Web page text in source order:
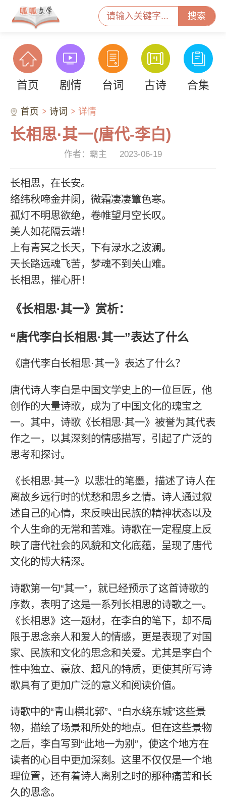
搜索
首页 剧情 台词 古诗 合集
首页 诗词 详情
长相思·其一(唐代-李白)
作者：霸主 2023-06-19
长相思，在长安。
络纬秋啼金井阑，微霜凄凄簟色寒。
孤灯不明思欲绝，卷帷望月空长叹。
美人如花隔云端！
上有青冥之长天，下有渌水之波澜。
天长路远魂飞苦，梦魂不到关山难。
长相思，摧心肝！
《长相思·其一》赏析：
“唐代李白长相思·其一”表达了什么
《唐代李白长相思·其一》表达了什么？
唐代诗人李白是中国文学史上的一位巨匠，他
创作的大量诗歌，成为了中国文化的瑰宝之
一。其中，诗歌《长相思·其一》被誉为其代表
作之一，以其深刻的情感描写，引起了广泛的
思考和探讨。
《长相思·其一》以悲壮的笔墨，描述了诗人在
离故乡远行时的忧愁和思乡之情。诗人通过叙
述自己的心情，来反映出民族的精神状态以及
个人生命的无常和苦难。诗歌在一定程度上反
映了唐代社会的风貌和文化底蕴，呈现了唐代
文化的博大精深。
诗歌第一句“其一”，就已经预示了这首诗歌的
序数，表明了这是一系列长相思的诗歌之一。
《长相思》这一题材，在李白的笔下，却不局
限于思念亲人和爱人的情感，更是表现了对国
家、民族和文化的思念和关爱。尤其是李白个
性中独立、豪放、超凡的特质，更使其所写诗
歌具有了更加广泛的意义和阅读价值。
诗歌中的“青山横北郭”、“白水绕东城”这些景
物，描绘了场景和所处的地点。但在这些景物
之后，李白写到“此地一为别”，使这个地方在
读者的心目中更加深刻。这里不仅仅是一个地
理位置，还有着诗人离别之时的那种痛苦和长
久的思念。